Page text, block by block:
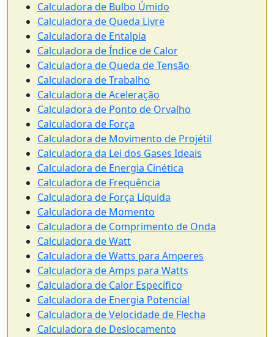
Calculadora de Bulbo Úmido
Calculadora de Queda Livre
Calculadora de Entalpia
Calculadora de Índice de Calor
Calculadora de Queda de Tensão
Calculadora de Trabalho
Calculadora de Aceleração
Calculadora de Ponto de Orvalho
Calculadora de Força
Calculadora de Movimento de Projétil
Calculadora da Lei dos Gases Ideais
Calculadora de Energia Cinética
Calculadora de Frequência
Calculadora de Força Líquida
Calculadora de Momento
Calculadora de Comprimento de Onda
Calculadora de Watt
Calculadora de Watts para Amperes
Calculadora de Amps para Watts
Calculadora de Calor Específico
Calculadora de Energia Potencial
Calculadora de Velocidade de Flecha
Calculadora de Deslocamento